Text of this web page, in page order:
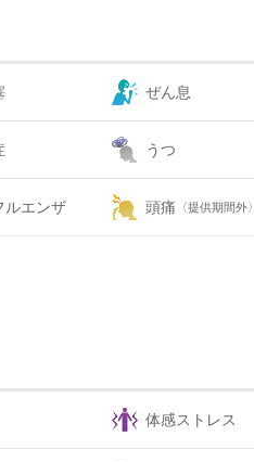
ぜん息
うつ
ルエンザ 頭痛 〈提供期間外〉
体感ストレス